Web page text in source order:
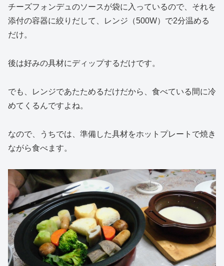
チーズフォンデュのソースが袋に入っているので、それを
添付の容器に絞りだして、レンジ（500W）で2分温める
だけ。
後は好みの具材にディップするだけです。
でも、レンジであたためるだけだから、食べている間に冷
めてくるんですよね。
なので、うちでは、準備した具材をホットプレートで焼き
ながら食べます。